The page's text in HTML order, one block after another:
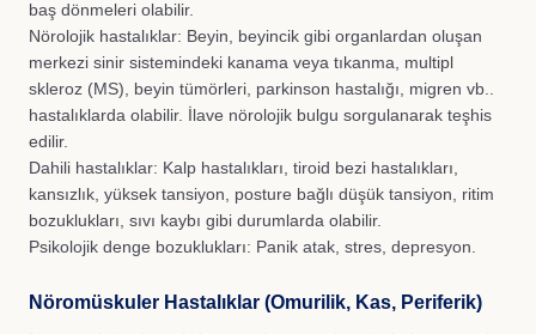
baş dönmeleri olabilir.
Nörolojik hastalıklar: Beyin, beyincik gibi organlardan oluşan
merkezi sinir sistemindeki kanama veya tıkanma, multipl
skleroz (MS), beyin tümörleri, parkinson hastalığı, migren vb..
hastalıklarda olabilir. İlave nörolojik bulgu sorgulanarak teşhis
edilir.
Dahili hastalıklar: Kalp hastalıkları, tiroid bezi hastalıkları,
kansızlık, yüksek tansiyon, posture bağlı düşük tansiyon, ritim
bozuklukları, sıvı kaybı gibi durumlarda olabilir.
Psikolojik denge bozuklukları: Panik atak, stres, depresyon.
Nöromüskuler Hastalıklar (Omurilik, Kas, Periferik)